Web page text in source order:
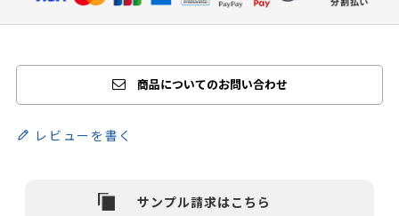
商品についてのお問い合わせ
レビューを書く